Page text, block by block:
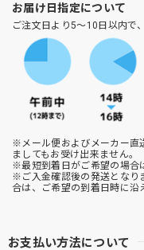
お届け日指定について
ご注文日より5～10日以内で
※メール便およびメーカー直
ましてもお受け出来ません。
※最短到着日がご希望の場合
※ご入金確認後の発送となり
合は、ご希望の到着日時に沿
お支払い方法について